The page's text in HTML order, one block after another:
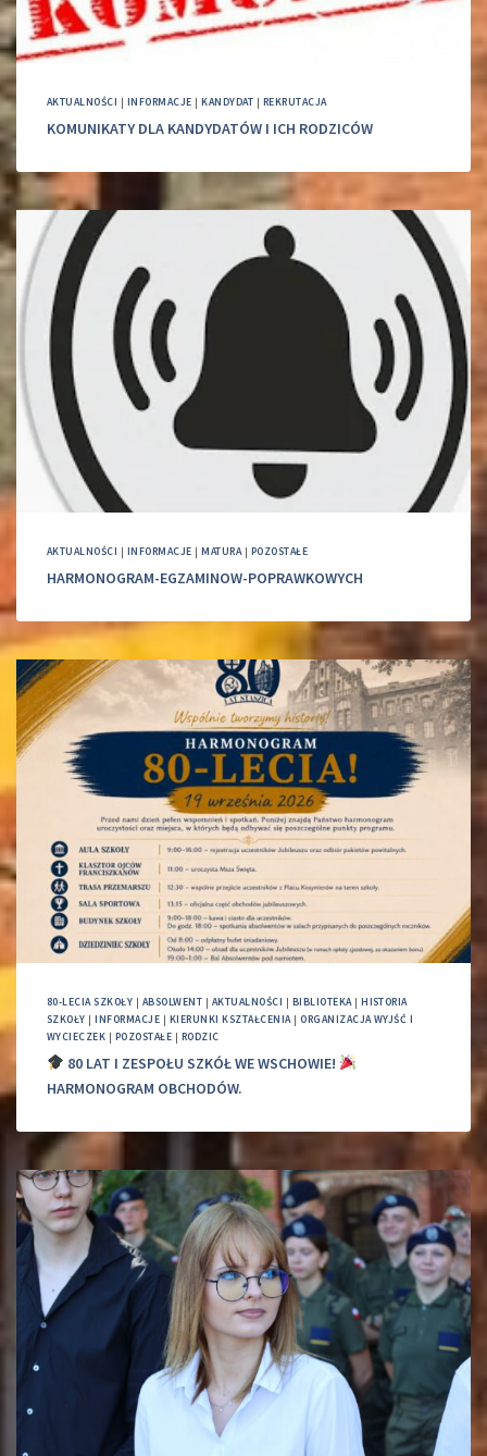
AKTUALNOŚCI | INFORMACJE |KANDYDAT | REKRUTACJA
KOMUNIKATY DLA KANDYDATÓW I ICH RODZICÓW
AKTUALNOŚCI | INFORMACJE |MATURA| POZOSTAŁE
HARMONOGRAM-EGZAMINOW-POPRAWKOWYCH
80-LECIA SZKOŁY | ABSOLWENT | AKTUALNOŚCI | BIBLIOTEKA|HISTORIA
SZKOŁY |INFORMACJE | KIERUNKI KSZTAŁCENIA|ORGANIZACJA WYJŚĆ I
WYCIECZEK | POZOSTAŁE | RODZIC
80 LAT I ZESPOŁU SZKÓŁ WE WSCHOWIE!
HARMONOGRAM OBCHODÓW.